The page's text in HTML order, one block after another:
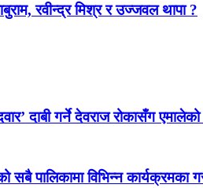
रवीन्द्र मिश्र र उज्जवल थापा ?
दाबी गर्ने देवराज रोकासँग
सबै पालिकामा विभिन्न कार्यक्रमका